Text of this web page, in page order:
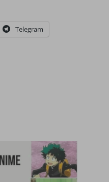
Telegram